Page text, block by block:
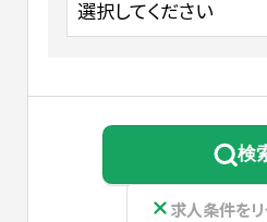
検
求人条件を